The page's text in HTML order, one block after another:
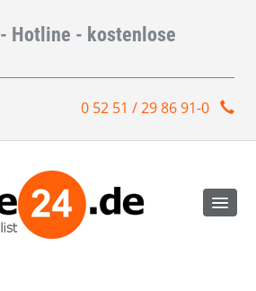
- Hotline - kostenlose
0 52 51 / 29 86 91-0